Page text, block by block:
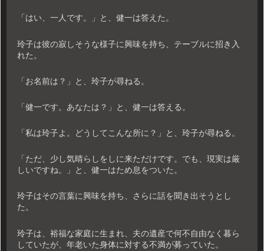
「はい、一人です。」と、健一は答えた。
玲子は彼の寂しそうな様子に興味を持ち、テーブルに招き入
れた。
「お名前は？」と、玲子が尋ねる。
「健一です。あなたは？」と、健一は答える。
「私は玲子よ。どうしてこんな所に？」と、玲子が尋ねる。
「ただ、少し気晴らしをしに来ただけです。でも、現実は厳
しいですね。」と、健一はため息をついた。
玲子はその言葉に興味を持ち、さらに話を聞き出そうとし
た。
玲子は、裕福な家庭に生まれ、夫の遺産で何不自由なく暮ら
していたが、年老いた身体に対する不満が募っていた。